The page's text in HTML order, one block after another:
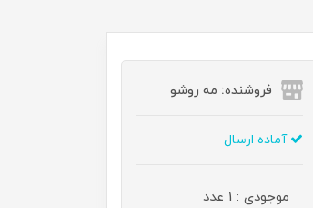
فروشنده: مه رو‌شو
آماده ارسال
موجودی : 1 عدد